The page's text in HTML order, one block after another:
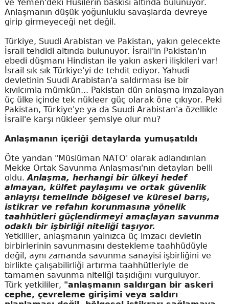
ve Yemen'deki Husilerin baskısı altında bulunuyor.
Anlaşmanın düşük yoğunluklu savaşlarda devreye
girip girmeyeceği net değil.
Türkiye, Suudi Arabistan ve Pakistan, yakın gelecekte
İsrail tehdidi altında bulunuyor. İsrail'in Pakistan'ın
ebedi düşmanı Hindistan ile yakın askeri ilişkileri var!
İsrail sık sık Türkiye'yi de tehdit ediyor. Yahudi
devletinin Suudi Arabistan'a saldırması ise bir
kıvılcımla mümkün... Pakistan dün anlaşma imzalayan
üç ülke içinde tek nükleer güç olarak öne çıkıyor. Peki
Pakistan, Türkiye'ye ya da Suudi Arabistan'a özellikle
İsrail'e karşı nükleer şemsiye olur mu?
Anlaşmanın içeriği detaylarda yumuşatıldı
Öte yandan "Müslüman NATO' olarak adlandırılan
Mekke Ortak Savunma Anlaşması'nın detayları belli
oldu.Anlaşma, herhangi bir ülkeyi hedef
almayan, külfet paylaşımı ve ortak güvenlik
anlayışı temelinde bölgesel ve küresel barış,
istikrar ve refahın korunmasına yönelik
taahhütleri güçlendirmeyi amaçlayan savunma
odaklı bir işbirliği niteliği taşıyor.
Yetkililer, anlaşmanın yalnızca üç imzacı devletin
birbirlerinin savunmasını destekleme taahhüdüyle
değil, aynı zamanda savunma sanayisi işbirliğini ve
birlikte çalışabilirliği artırma taahhütleriyle de
tamamen savunma niteliği taşıdığını vurguluyor.
Türk yetkililer, "anlaşmanın saldırgan bir askeri
cephe, çevreleme girişimi veya saldırı